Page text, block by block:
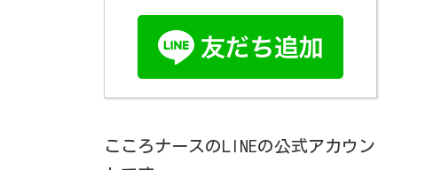
こころナースのLINEの公式アカウン